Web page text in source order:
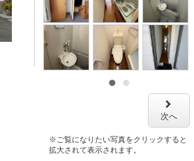
次へ
※ご覧になりたい写真をクリックすると
拡大されて表示されます。